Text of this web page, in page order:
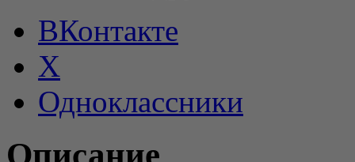
ВКонтакте
X
Одноклассники
Описание